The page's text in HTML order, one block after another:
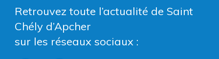
Retrouvez toute l’actualité de Saint
Chély d’Apcher
sur les réseaux sociaux :